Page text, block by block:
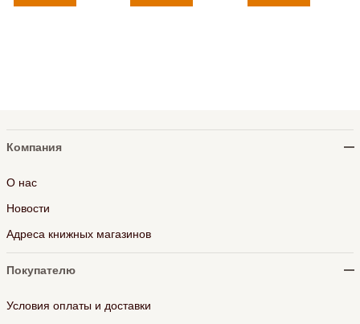
Компания
О нас
Новости
Адреса книжных магазинов
Покупателю
Условия оплаты и доставки